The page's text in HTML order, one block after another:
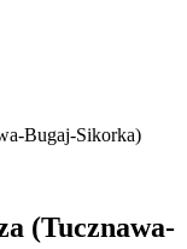
Bugaj-Sikorka)
(Tucznawa-